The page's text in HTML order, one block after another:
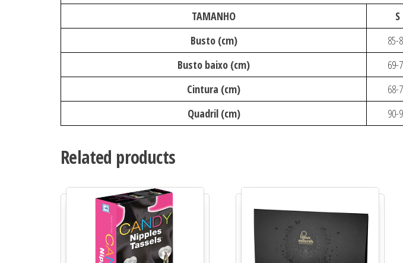
TAMANHO
S
Busto (cm)
85-
Busto baixo (cm)
69-
Cintura (cm)
68-
Quadril (cm)
90-
Related products